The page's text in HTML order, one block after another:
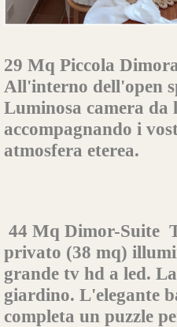
29 Mq Piccola
All'interno dell'open
Luminosa camera
accompagnando i
atmosfera eterea.
44 Mq Dimor-Suite
privato (38 mq)
grande tv hd a led.
giardino. L'elegante
completa un puzzle